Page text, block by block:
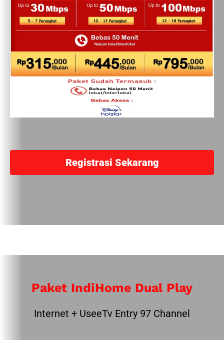
Registrasi Sekarang
Paket IndiHome Dual Play
Internet + UseeTv Entry 97 Channel